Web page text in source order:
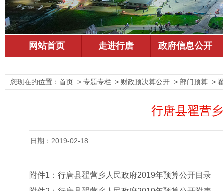
您现在的位置： 首页 > 专题专栏 > 财政预决算公开 > 部门预算 >
行唐县翟营
日期：2019-02-18
附件1： 行唐县翟营乡人民政府2019年预算公开目录